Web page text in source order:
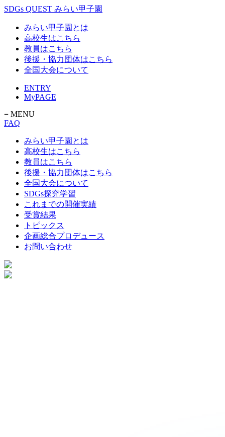
SDGs QUEST みらい甲子園
みらい甲子園とは
高校生はこちら
教員はこちら
後援・協力団体はこちら
全国大会について
ENTRY
MyPAGE
= MENU
FAQ
みらい甲子園とは
高校生はこちら
教員はこちら
後援・協力団体はこちら
全国大会について
SDGs探究学習
これまでの開催実績
受賞結果
トピックス
企画総合プロデュース
お問い合わせ